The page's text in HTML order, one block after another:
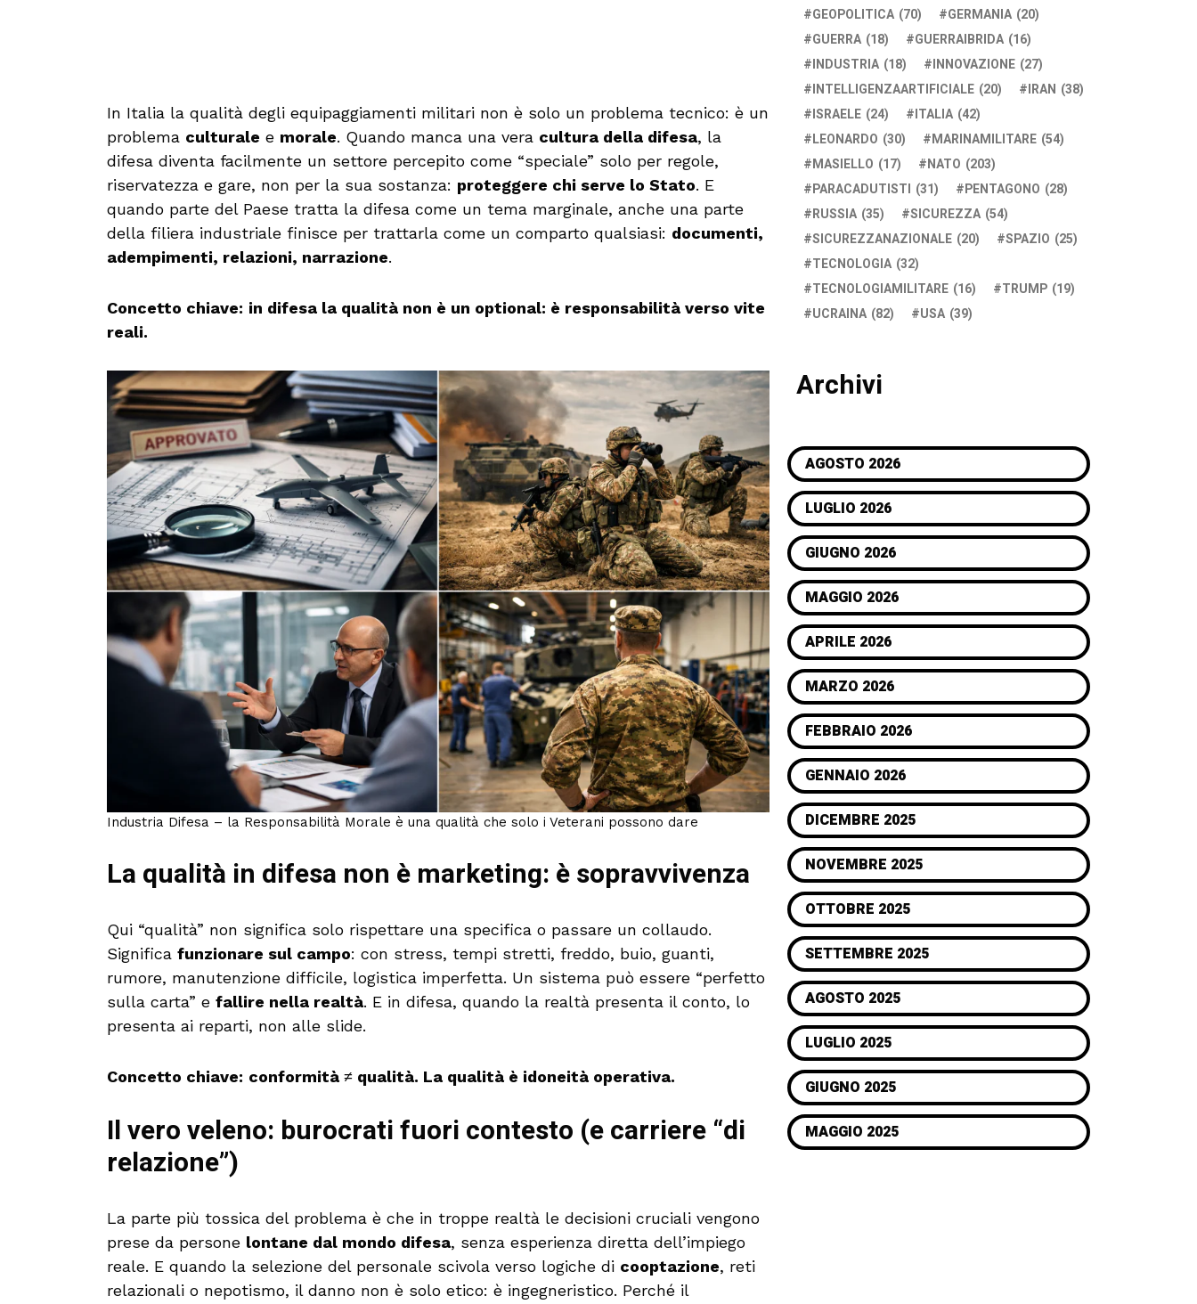
In Italia la qualità degli equipaggiamenti militari non è solo un problema tecnico: è un
problema culturale e morale. Quando manca una vera cultura della difesa, la
difesa diventa facilmente un settore percepito come “speciale” solo per regole,
riservatezza e gare, non per la sua sostanza: proteggere chi serve lo Stato. E
quando parte del Paese tratta la difesa come un tema marginale, anche una parte
della filiera industriale finisce per trattarla come un comparto qualsiasi: documenti,
adempimenti, relazioni, narrazione.
Concetto chiave: in difesa la qualità non è un optional: è responsabilità verso vite
reali.
Industria Difesa – la Responsabilità Morale è una qualità che solo i Veterani possono dare
La qualità in difesa non è marketing: è sopravvivenza
Qui “qualità” non significa solo rispettare una specifica o passare un collaudo.
Significa funzionare sul campo: con stress, tempi stretti, freddo, buio, guanti,
rumore, manutenzione difficile, logistica imperfetta. Un sistema può essere “perfetto
sulla carta” e fallire nella realtà. E in difesa, quando la realtà presenta il conto, lo
presenta ai reparti, non alle slide.
Concetto chiave: conformità ≠ qualità. La qualità è idoneità operativa.
Il vero veleno: burocrati fuori contesto (e carriere “di
relazione”)
La parte più tossica del problema è che in troppe realtà le decisioni cruciali vengono
prese da persone lontane dal mondo difesa, senza esperienza diretta dell’impiego
reale. E quando la selezione del personale scivola verso logiche di cooptazione, reti
relazionali o nepotismo, il danno non è solo etico: è ingegneristico. Perché il
GEOPOLITICA (70) GERMANIA (20)
GUERRA (18) GUERRAIBRIDA (16)
INDUSTRIA (18) INNOVAZIONE (27)
INTELLIGENZAARTIFICIALE (20) IRAN (38)
ISRAELE (24) ITALIA (42)
LEONARDO (30) MARINAMILITARE (54)
MASIELLO (17) NATO (203)
PARACADUTISTI (31) PENTAGONO (28)
RUSSIA (35) SICUREZZA (54)
SICUREZZANAZIONALE (20) SPAZIO (25)
TECNOLOGIA (32)
TECNOLOGIAMILITARE (16) TRUMP (19)
UCRAINA (82) USA (39)
Archivi
AGOSTO 2026
LUGLIO 2026
GIUGNO 2026
MAGGIO 2026
APRILE 2026
MARZO 2026
FEBBRAIO 2026
GENNAIO 2026
DICEMBRE 2025
NOVEMBRE 2025
OTTOBRE 2025
SETTEMBRE 2025
AGOSTO 2025
LUGLIO 2025
GIUGNO 2025
MAGGIO 2025